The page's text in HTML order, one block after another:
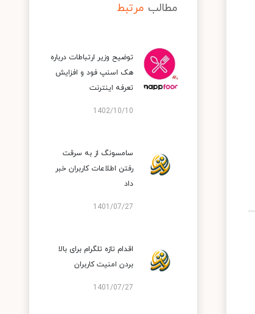
مطالب مرتبط
توضیح وزیر ارتباطات درباره
هک اسنپ‌ فود و افزایش
تعرفه اینترنت
1402/10/10
سامسونگ از به سرقت
رفتن اطلاعات کاربران خبر
داد
1401/07/27
اقدام تازه تلگرام برای بالا
بردن امنیت کاربران
1401/07/27